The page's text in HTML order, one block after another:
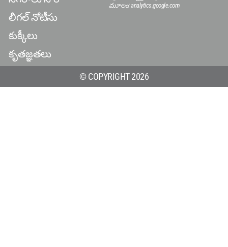
లీగల్ నోటీసు
కుక్కీలు
కృతజ్ఞతలు
మూలం: analytics.google.com
© COPYRIGHT 2026